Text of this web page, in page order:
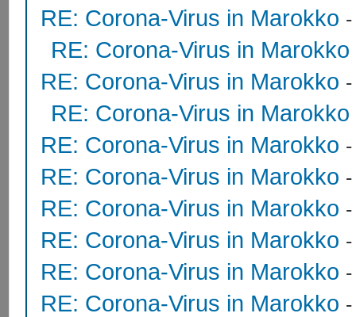
RE: Corona-Virus in Marokko
RE: Corona-Virus in Marokko
RE: Corona-Virus in Marokko
RE: Corona-Virus in Marokko
RE: Corona-Virus in Marokko
RE: Corona-Virus in Marokko
RE: Corona-Virus in Marokko
RE: Corona-Virus in Marokko
RE: Corona-Virus in Marokko
RE: Corona-Virus in Marokko